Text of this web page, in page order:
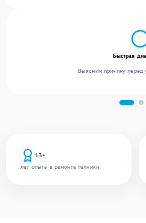
13+
лет опыта в ремонте техники
Быстрая
Выясним причину перед